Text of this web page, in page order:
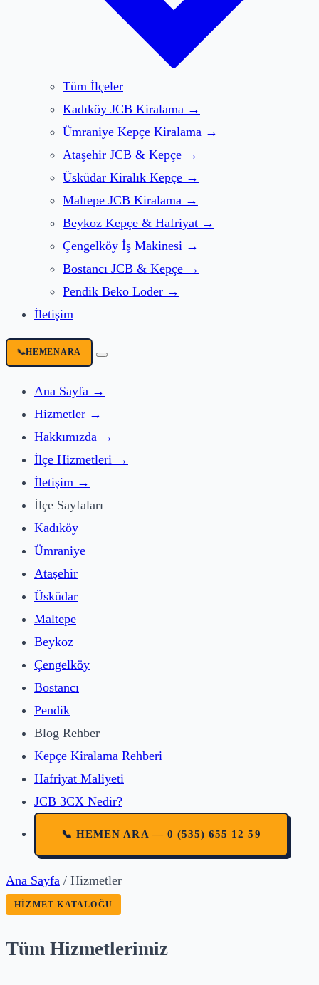
Tüm İlçeler
Kadıköy JCB Kiralama →
Ümraniye Kepçe Kiralama →
Ataşehir JCB & Kepçe →
Üsküdar Kiralık Kepçe →
Maltepe JCB Kiralama →
Beykoz Kepçe & Hafriyat →
Çengelköy İş Makinesi →
Bostancı JCB & Kepçe →
Pendik Beko Loder →
İletişim
📞HEMENARA
Ana Sayfa →
Hizmetler →
Hakkımızda →
İlçe Hizmetleri →
İletişim →
İlçe Sayfaları
Kadıköy
Ümraniye
Ataşehir
Üsküdar
Maltepe
Beykoz
Çengelköy
Bostancı
Pendik
Blog Rehber
Kepçe Kiralama Rehberi
Hafriyat Maliyeti
JCB 3CX Nedir?
📞 HEMEN ARA — 0 (535) 655 12 59
Ana Sayfa / Hizmetler
HIZMET KATALOĞU
Tüm Hizmetlerimiz